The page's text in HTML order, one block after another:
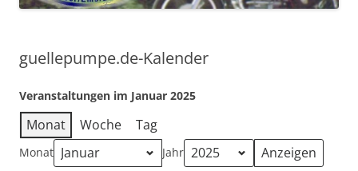
guellepumpe.de-Kalender
Veranstaltungen im Januar 2025
Monat Woche Tag
Monat Jahr